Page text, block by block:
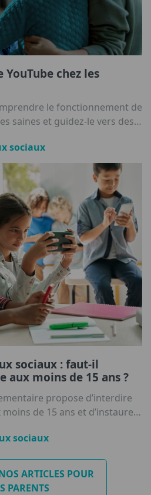
YouTube chez les
le fonctionnement de
saines et guidez-le vers des
sociaux
sociaux : faut-il
aux moins de 15 ans ?
propose d’interdire
de 15 ans et d’instaurer
!
sociaux
ARTICLES POUR
PARENTS